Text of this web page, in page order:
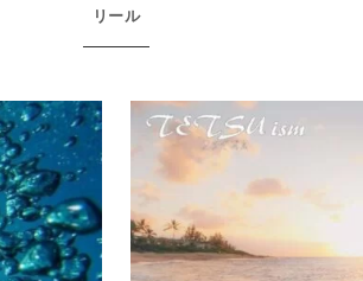
リール